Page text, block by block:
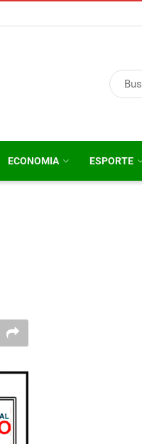
ECONOMIA ESPORTE